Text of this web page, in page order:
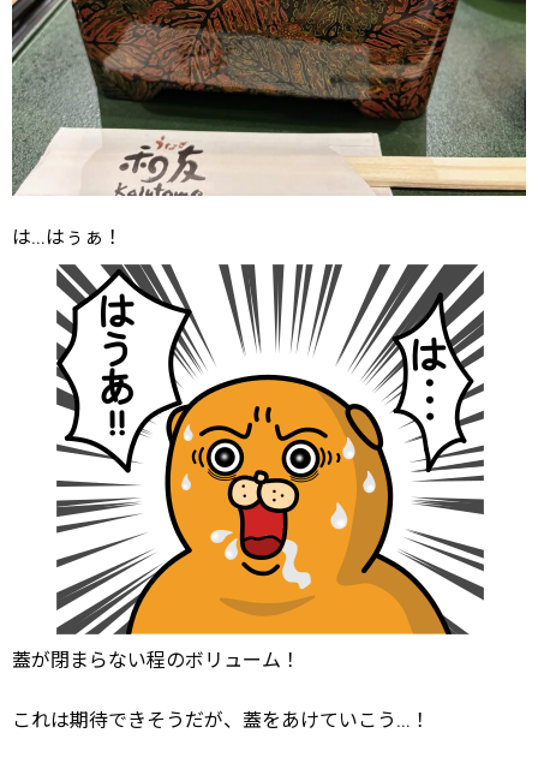
は…はぅぁ！
蓋が閉まらない程のボリューム！
これは期待できそうだが、蓋をあけていこう…！